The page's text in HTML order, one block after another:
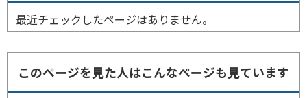
最近チェックしたページはありません。
このページを見た人はこんなページも見ています